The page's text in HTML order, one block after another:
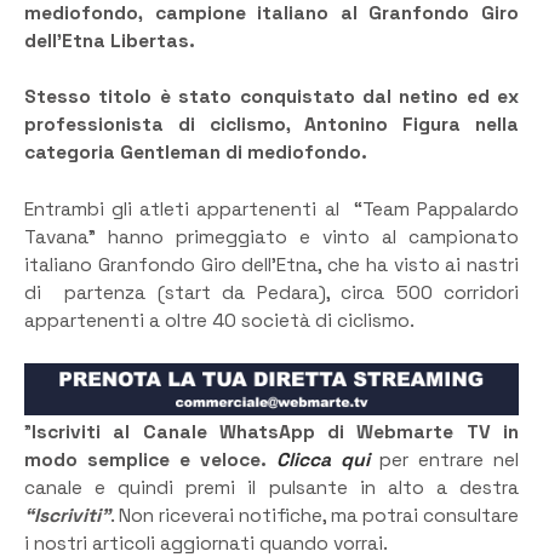
mediofondo, campione italiano al Granfondo Giro
dell’Etna Libertas.
Stesso titolo è stato conquistato dal netino ed ex
professionista di ciclismo, Antonino Figura nella
categoria Gentleman di mediofondo.
Entrambi gli atleti appartenenti al “Team Pappalardo
Tavana” hanno primeggiato e vinto al campionato
italiano Granfondo Giro dell’Etna, che ha visto ai nastri
di partenza (start da Pedara), circa 500 corridori
appartenenti a oltre 40 società di ciclismo.
”Iscriviti al Canale WhatsApp di Webmarte TV in
modo semplice e veloce. Clicca quiper entrare nel
canale e quindi premi il pulsante in alto a destra
“Iscriviti”. Non riceverai notifiche, ma potrai consultare
i nostri articoli aggiornati quando vorrai.